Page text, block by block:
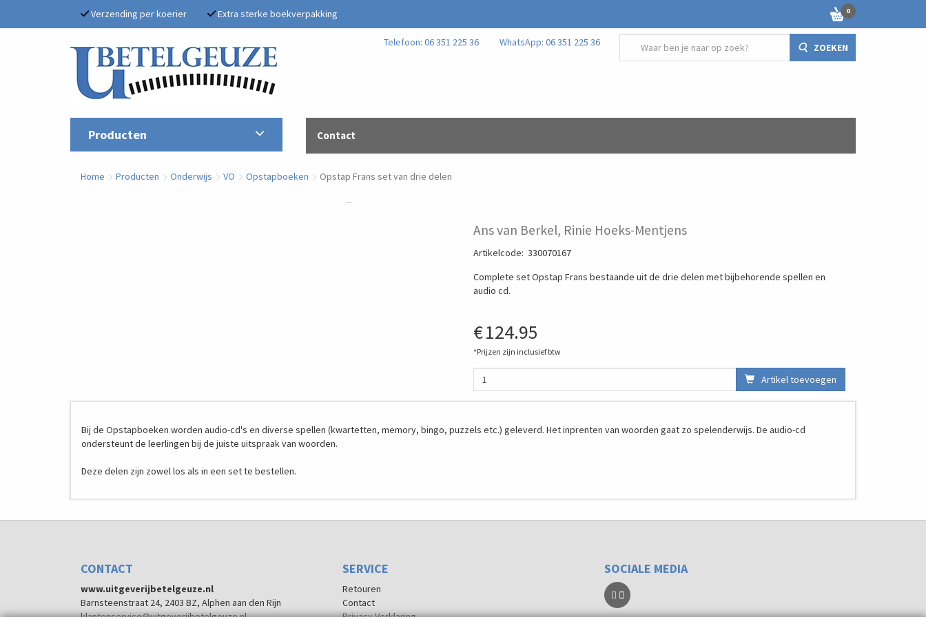
Verzending per koerier Extra sterke boekverpakking 0
Telefoon: 06 351 225 36 WhatsApp: 06 351 225 36 ZOEKEN
Producten Contact
Home Producten Onderwijs VO Opstapboeken Opstap Frans set van drie delen
Ans van Berkel, Rinie Hoeks-Mentjens
Artikelcode: 330070167
Complete set Opstap Frans bestaande uit de drie delen met bijbehorende spellen en
audio cd.
€124.95
*Prijzen zijn inclusief btw
Artikel toevoegen
Bij de Opstapboeken worden audio-cd's en diverse spellen (kwartetten, memory, bingo, puzzels etc.) geleverd. Het inprenten van woorden gaat zo spelenderwijs. De audio-cd
ondersteunt de leerlingen bij de juiste uitspraak van woorden.
Deze delen zijn zowel los als in een set te bestellen.
CONTACT
www.uitgeverijbetelgeuze.nl
Barnsteenstraat 24, 2403 BZ, Alphen aan den Rijn
SERVICE
Retouren
Contact
SOCIALE MEDIA